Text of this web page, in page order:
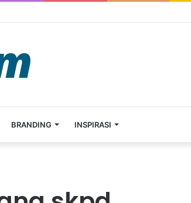
BRANDING INSPIRASI